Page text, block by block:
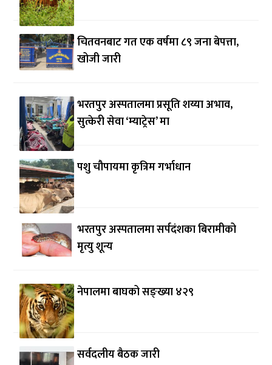
चितवनबाट गत एक वर्षमा ८९ जना बेपत्ता,
खोजी जारी
भरतपुर अस्पतालमा प्रसूति शय्या अभाव,
सुत्केरी सेवा ‘म्याट्रेस’ मा
पशु चौपायमा कृत्रिम गर्भाधान
भरतपुर अस्पतालमा सर्पदंशका बिरामीको
मृत्यु शून्य
नेपालमा बाघको सङ्ख्या ४२९
सर्वदलीय बैठक जारी